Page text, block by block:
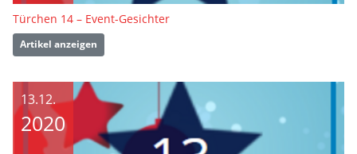
Türchen 14 – Event-Gesichter
Artikel anzeigen
13.12.
2020